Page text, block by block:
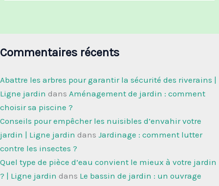
Commentaires récents
Abattre les arbres pour garantir la sécurité des riverains |
Ligne jardin dans Aménagement de jardin : comment
choisir sa piscine ?
Conseils pour empêcher les nuisibles d’envahir votre
jardin | Ligne jardin dans Jardinage : comment lutter
contre les insectes ?
Quel type de pièce d’eau convient le mieux à votre jardin
? | Ligne jardin dans Le bassin de jardin : un ouvrage